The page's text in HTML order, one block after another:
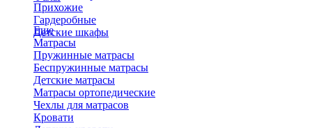
Прихожие
Гардеробные
Детские шкафы
Еще
Матрасы
Пружинные матрасы
Беспружинные матрасы
Детские матрасы
Матрасы ортопедические
Чехлы для матрасов
Кровати